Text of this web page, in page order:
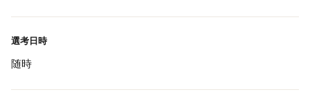
選考日時
随時